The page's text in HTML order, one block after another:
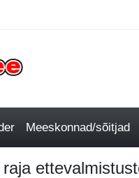
Meeskonnad/sõitjad